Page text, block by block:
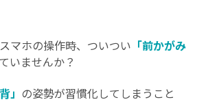
マホの操作時、ついつい 「前かがみ
いませんか？
」 の姿勢が習慣化してしまうこと